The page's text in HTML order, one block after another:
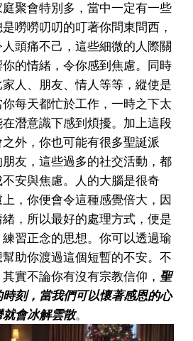
聚會特別多，當中一定有一些
嘮嘮叨叨的叮著你問東問西，
頭痛不己，這些細微的人際關
的情緒，令你感到焦慮。同時
人、朋友、情人等等，縱使是
每天都忙於工作，一時之下太
潛意識下感到煩擾。加上這段
外，你也可能有很多聖誕派
友，這些過多的社交活動，都
安與焦慮。
人的大腦是很奇
，你便會令這種感覺倍大，因
，所以最好的處理方式，便是
習正念的思想。你可以透過瑜
助你渡過這個短暫的不安。 不
實不論你有沒有宗教信仰， 聖
刻，當我們可以懷著感恩的心
會冰解雲散。